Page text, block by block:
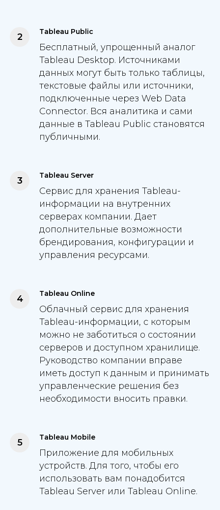
Tableau Public
Бесплатный, упрощенный аналог
Tableau Desktop. Источниками
данных могут быть только таблицы,
текстовые файлы или источники,
подключенные через Web Data
Connector. Вся аналитика и сами
данные в Tableau Public становятся
публичными.
Tableau Server
Сервис для хранения Tableau-
информации на внутренних
серверах компании. Дает
дополнительные возможности
брендирования, конфигурации и
управления ресурсами.
Tableau Online
Облачный сервис для хранения
Tableau-информации, с которым
можно не заботиться о состоянии
серверов и доступном хранилище.
Руководство компании вправе
иметь доступ к данным и принимать
управленческие решения без
необходимости вносить правки.
Tableau Mobile
Приложение для мобильных
устройств. Для того, чтобы его
использовать вам понадобится
Tableau Server или Tableau Online.